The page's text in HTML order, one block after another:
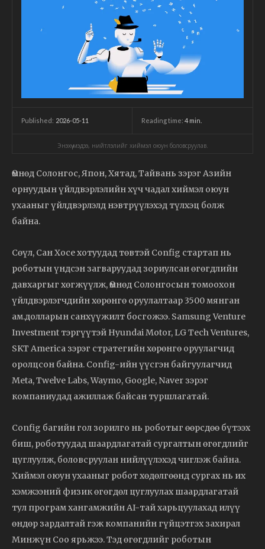
Published: 2026-05-11 Reading time: 4 min.
Энэхүү мэдээ, нийтлэлийг хиймэл оюун боловсруулав.
Өмнөд Солонгос, Япон, Хятад, Тайвань зэрэг Азийн
орнуудын үйлдвэрлэлийн хүч чадал хиймэл оюун
ухааныг үйлдвэрлэлд нэвтрүүлэхэд түлхэц болж
байна.
Сөүл, Сан Хосе хотуудад төвтэй Config стартап нь
роботын үндсэн загваруудад зориулсан өгөгдлийн
давхаргыг хөгжүүлж, Өмнөд Солонгосын томоохон
үйлдвэрлэгчдийн хөрөнгө оруулалтаар 3500 мянган
ам.долларын санхүүжилт босгожээ. Samsung Venture
Investment тэргүүтэй Hyundai Motor, LG Tech Ventures,
SKT America зэрэг стратегийн хөрөнгө оруулагчид
оролцсон байна. Config-ийн үүсгэн байгуулагчид
Meta, Twelve Labs, Waymo, Google, Naver зэрэг
компаниудад ажиллаж байсан туршлагатай.
Config багийн гол зорилго нь роботыг өөрсдөө бүтээх
биш, роботуудад шаардлагатай сургалтын өгөгдлийг
цуглуулж, боловсруулан нийлүүлэхэд чиглэж байна.
Хиймэл оюун ухааныг робот хөдөлгөөнд сургах нь их
хэмжээний физик өгөгдөл цуглуулах шаардлагатай
тул програм хангамжийн AI-тай харьцуулахад илүү
өндөр зардалтай гэж компанийн гүйцэтгэх захирал
Минжүн Соо ярьжээ. Тэд өгөгдлийг роботын